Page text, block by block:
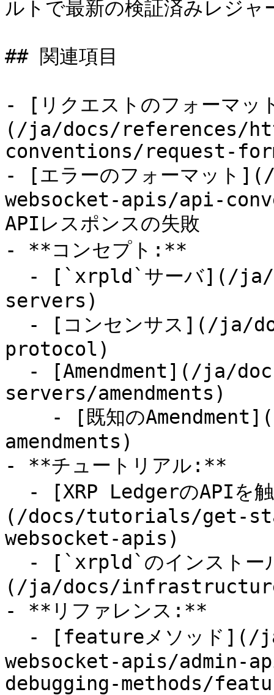
ルトで最新の検証済みレジャ
## 関連項目
- [リクエストのフォーマッ
(/ja/docs/references/
conventions/request-
- [エラーのフォーマッ
websocket-apis/api-
APIレスポンスの失敗
- **コンセプト:**
servers)
protocol)
servers/amendments)
amendments)
- **チュートリアル:**
(/docs/tutorials/get-
websocket-apis)
(/ja/docs/
- **リファレンス:**
websocket-apis/admin-
debugging-methods/